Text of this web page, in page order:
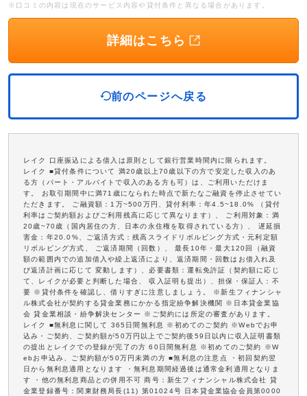
※口コミの内容は現在のサービス内容や貸付条件と異なる場合があります。
詳細はこちら
前のページへ戻る
レイク 口座振込による借入は原則として銀行営業時間内に限られます。
レイク ■貸付条件について 満20歳以上70歳以下の方で安定した収入のあ
る方（パート・アルバイトで収入のある方も可）は、ご利用いただけま
す。 お取引期間中に満71歳になられた時点で新たなご融資を停止させてい
ただきます。 ご融資額：1万~500万円、貸付利率：年4.5~18.0% （貸付
利率はご契約額およびご利用残高に応じて異なります）、 ご利用対象：満
20歳~70歳（国内居住の方、日本の永住権を取得されている方）、 遅延損
害金：年20.0%、ご返済方式：残高スライドリボルビング方式・元利定額
リボルビング方式、 ご返済期間（回数）、 最長10年・最大120回（融資
額の範囲内での追加借入や繰上返済により、返済期間・回数はお借入れ及
び返済計画に応じて 変動します）、必要書類：運転免許証（契約額に応じ
て、レイクが必要と判断した場合、 収入証明も提出）、担保・保証人：不
要 ※貸付条件を確認し、借りすぎに注意しましょう。 ※新生フィナンシャ
ル株式会社が契約する貸金業務にかかる指定紛争解決機関 ※日本貸金業協
会 貸金業相談・紛争解決センター ※ご契約には所定の審査があります。
レイク ■無利息に関して 365日間無利息 ※初めてのご契約 ※Webでお申
込み・ご契約、ご契約額が50万円以上でご契約後59日以内に収入証明書類
の提出とレイクでの登録が完了の方 60日間無利息 ※初めてのご契約 ※W
ebお申込み、ご契約額が50万円未満の方 ■無利息の注意点 ・初回契約翌
日から無利息適用となります ・無利息期間経過後は通常金利適用となりま
す ・他の無利息商品との併用不可 商号：新生フィナンシャル株式会社 貸
金業登録番号：関東財務局長(11) 第01024号 日本貸金業協会会員第0000